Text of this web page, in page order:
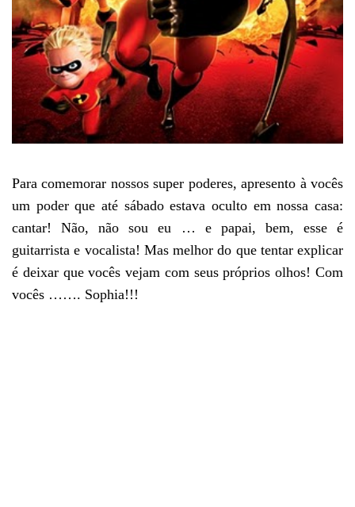
Para comemorar nossos super poderes, apresento à vocês
um poder que até sábado estava oculto em nossa casa:
cantar! Não, não sou eu … e papai, bem, esse é
guitarrista e vocalista! Mas melhor do que tentar explicar
é deixar que vocês vejam com seus próprios olhos! Com
vocês ……. Sophia!!!